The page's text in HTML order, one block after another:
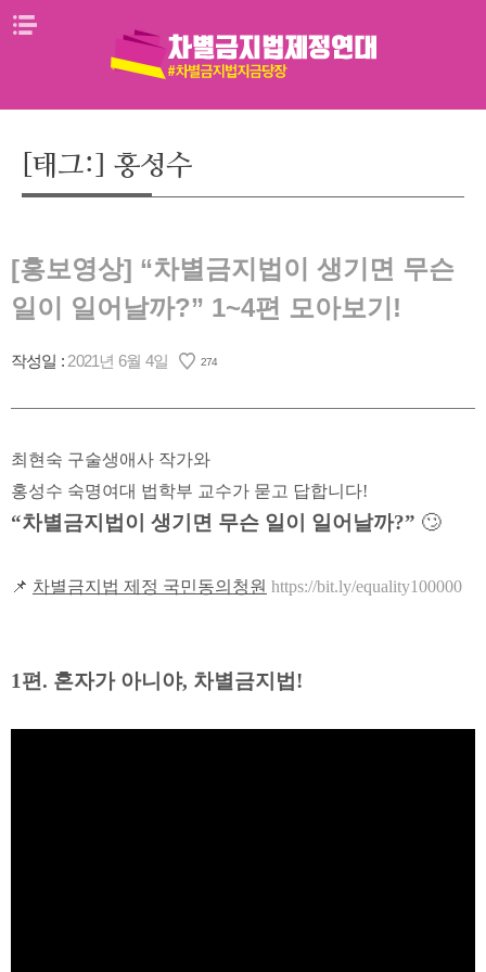
Skip
[태그:] 홍성수
[홍보영상] “차별금지법이 생기면 무슨
일이 일어날까?” 1~4편 모아보기!
작성일 : 2021년 6월 4일 274
최현숙 구술생애사 작가와
홍성수 숙명여대 법학부 교수가 묻고 답합니다!
“차별금지법이 생기면 무슨 일이 일어날까?” 🙄
📌 차별금지법 제정 국민동의청원 https://bit.ly/equality100000
1편. 혼자가 아니야, 차별금지법!